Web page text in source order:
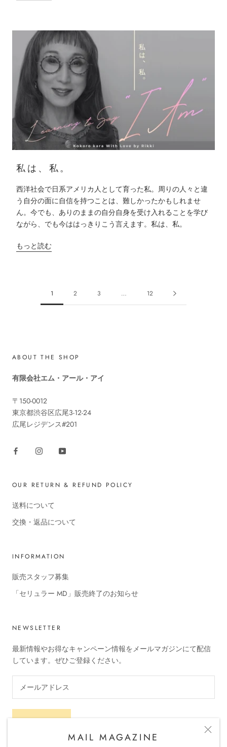
MAIL MAGAZINE
私は、私。
西洋社会で日系アメリカ人として育った私。周りの人々と違
う自分の面に自信を持つことは、難しかったかもしれませ
ん。今でも、ありのままの自分自身を受け入れることを学び
ながら、でも今ははっきりこう言えます。私は、私。
もっと読む
1 2 3 … 12
ABOUT THE SHOP
有限会社エム・アール・アイ
〒150-0012
東京都渋谷区広尾3-12-24
広尾レジデンス#201
OUR RETURN & REFUND POLICY
送料について
交換・返品について
INFORMATION
販売スタッフ募集
「セリュラー MD」販売終了のお知らせ
NEWSLETTER
最新情報やお得なキャンペーン情報をメールマガジンにて配信
しています。ぜひご登録ください。